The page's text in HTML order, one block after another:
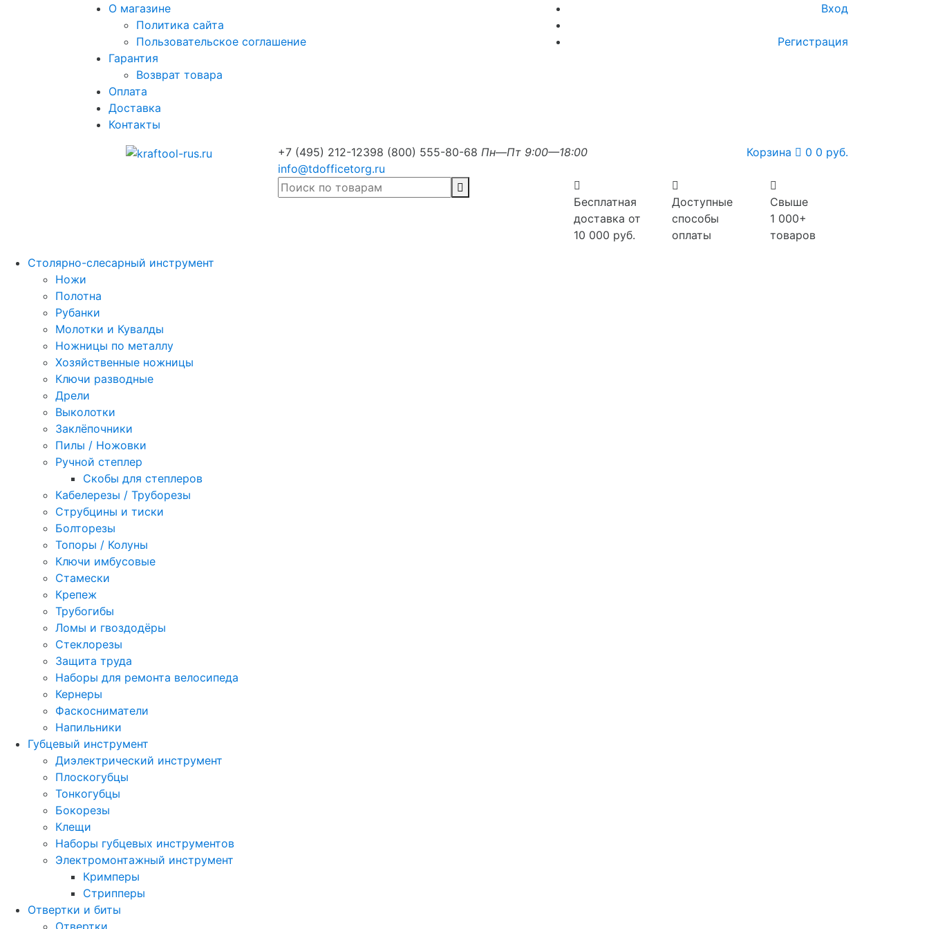
О магазине
Политика сайта
Пользовательское соглашение
Гарантия
Возврат товара
Оплата
Доставка
Контакты
Вход
Регистрация
+7 (495) 212-12398 (800) 555-80-68 Пн—Пт 9:00—18:00
info@tdofficetorg.ru
Корзина 0 0 руб.
Бесплатная
доставка от
10 000 руб.
Доступные
способы
оплаты
Свыше
1 000+
товаров
Столярно-слесарный инструмент
Ножи
Полотна
Рубанки
Молотки и Кувалды
Ножницы по металлу
Хозяйственные ножницы
Ключи разводные
Дрели
Выколотки
Заклёпочники
Пилы / Ножовки
Ручной степлер
Скобы для степлеров
Кабелерезы / Труборезы
Струбцины и тиски
Болторезы
Топоры / Колуны
Ключи имбусовые
Стамески
Крепеж
Трубогибы
Ломы и гвоздодёры
Стеклорезы
Защита труда
Наборы для ремонта велосипеда
Кернеры
Фаскосниматели
Напильники
Губцевый инструмент
Диэлектрический инструмент
Плоскогубцы
Тонкогубцы
Бокорезы
Клещи
Наборы губцевых инструментов
Электромонтажный инструмент
Кримперы
Стрипперы
Отвертки и биты
Отвертки